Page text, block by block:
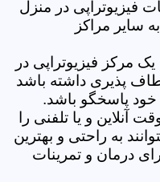
در منزل
سایر مراکز
مرکز فیزیوتراپی در
پذیری داشته باشد
خود پاسخگو باشد.
آنلاین و یا تلفنی را
به راحتی و بهترین
درمان و تمرینات